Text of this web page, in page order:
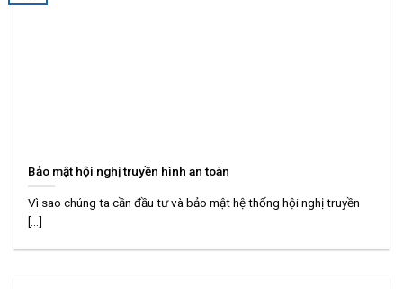
Bảo mật hội nghị truyền hình an toàn
Vì sao chúng ta cần đầu tư và bảo mật hệ thống hội nghị truyền
[...]